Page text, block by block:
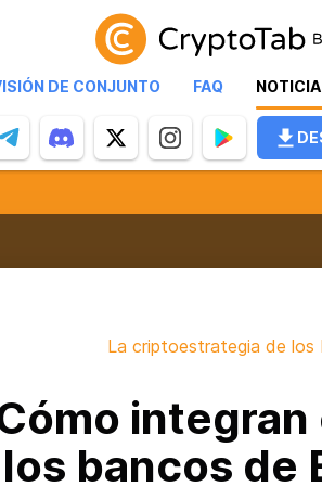
DE CONJUNTO FAQ
La criptoestrategia de los
los bancos de